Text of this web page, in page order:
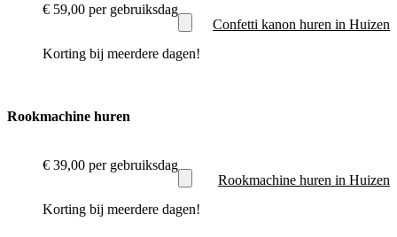
€ 59,00 per gebruiksdag
Korting bij meerdere dagen!
Confetti kanon huren in Huizen
Rookmachine huren
€ 39,00 per gebruiksdag
Korting bij meerdere dagen!
Rookmachine huren in Huizen